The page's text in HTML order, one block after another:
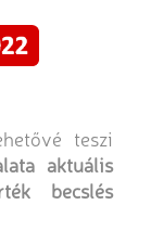
teszi
aktuális
becslés